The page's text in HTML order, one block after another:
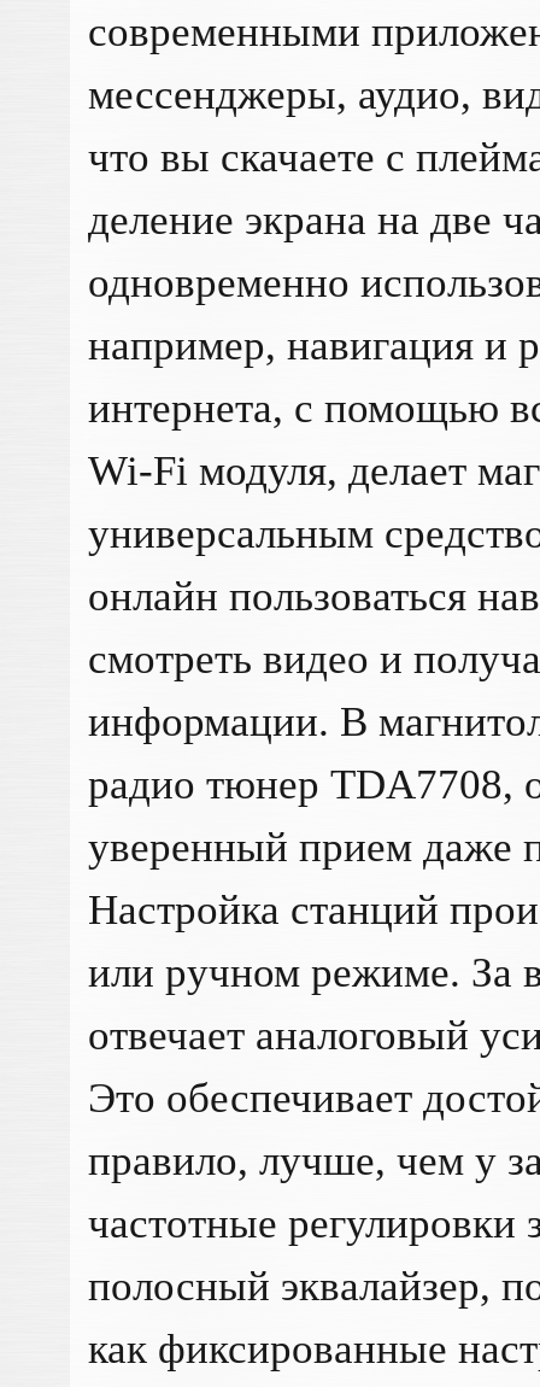
современными
мессенджеры, аудио,
что вы скачаете с
деление экрана на две
одновременно
например, навигация и
интернета, с помощью
Wi-Fi модуля, делает
универсальным
онлайн пользоваться
смотреть видео и
информации. В
радио тюнер TDA7708,
уверенный прием даже
Настройка станций
или ручном режиме. За
отвечает аналоговый
Это обеспечивает
правило, лучше, чем у
частотные регулировки
полосный эквалайзер,
как фиксированные